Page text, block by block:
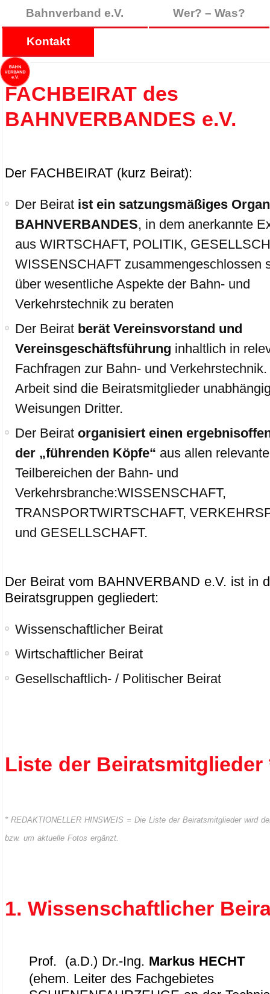
Bahnverband e.V. Wer? – Was?
Kontakt
FACHBEIRAT des
BAHNVERBANDES e.V.
Der FACHBEIRAT (kurz Beirat):
Der Beirat ist ein satzungsmäßiges
BAHNVERBANDES, in dem anerkannte
aus WIRTSCHAFT, POLITIK,
WISSENSCHAFT zusammengeschlossen
über wesentliche Aspekte der Bahn- und
Verkehrstechnik zu beraten
Der Beirat berät Vereinsvorstand und
Vereinsgeschäftsführung inhaltlich in
Fachfragen zur Bahn- und
Arbeit sind die Beiratsmitglieder
Weisungen Dritter.
Der Beirat organisiert einen
der „führenden Köpfe“ aus allen
Teilbereichen der Bahn- und
Verkehrsbranche:WISSENSCHAFT,
TRANSPORTWIRTSCHAFT,
und GESELLSCHAFT.
Der Beirat vom BAHNVERBAND e.V. ist in
Beiratsgruppen gegliedert:
Wissenschaftlicher Beirat
Wirtschaftlicher Beirat
Gesellschaftlich- / Politischer Beirat
Liste der Beiratsmitglieder
* REDAKTIONELLER HINSWEIS = Die Liste der Beiratsmitglieder wird
bzw. um aktuelle Fotos ergänzt.
1. Wissenschaftlicher
Prof. (a.D.) Dr.-Ing. Markus HECHT
(ehem. Leiter des Fachgebietes